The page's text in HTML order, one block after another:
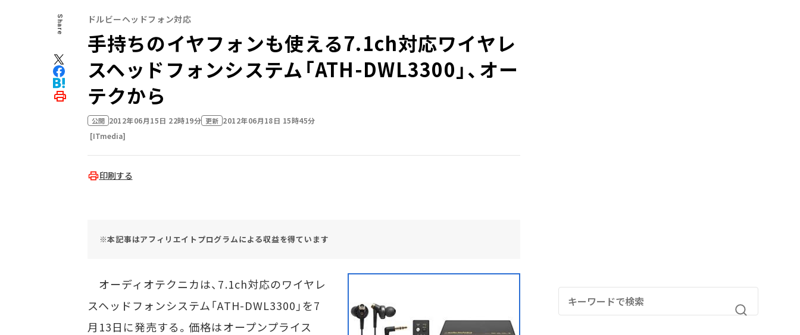
Share ドルビーヘッドフォン対応
手持ちのイヤフォンも使える7.1ch対応ワイヤレ
スヘッドフォンシステム「ATH-DWL3300」、オー
テクから
公開 2012年06月15日 22時19分 更新 2012年06月18日 15時45分
[ITmedia]
印刷する
※本記事はアフィリエイトプログラムによる収益を得ています
オーディオテクニカは、7.1ch対応のワイヤレ
スヘッドフォンシステム「ATH-DWL3300」を7
月13日に発売する。価格はオープンプライス